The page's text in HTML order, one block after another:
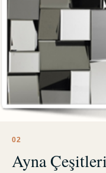
02
Ayna Çeşitleri